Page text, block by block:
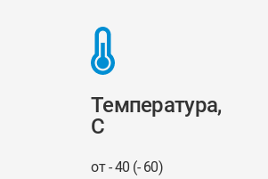
Температура,
С
от - 40 (- 60)